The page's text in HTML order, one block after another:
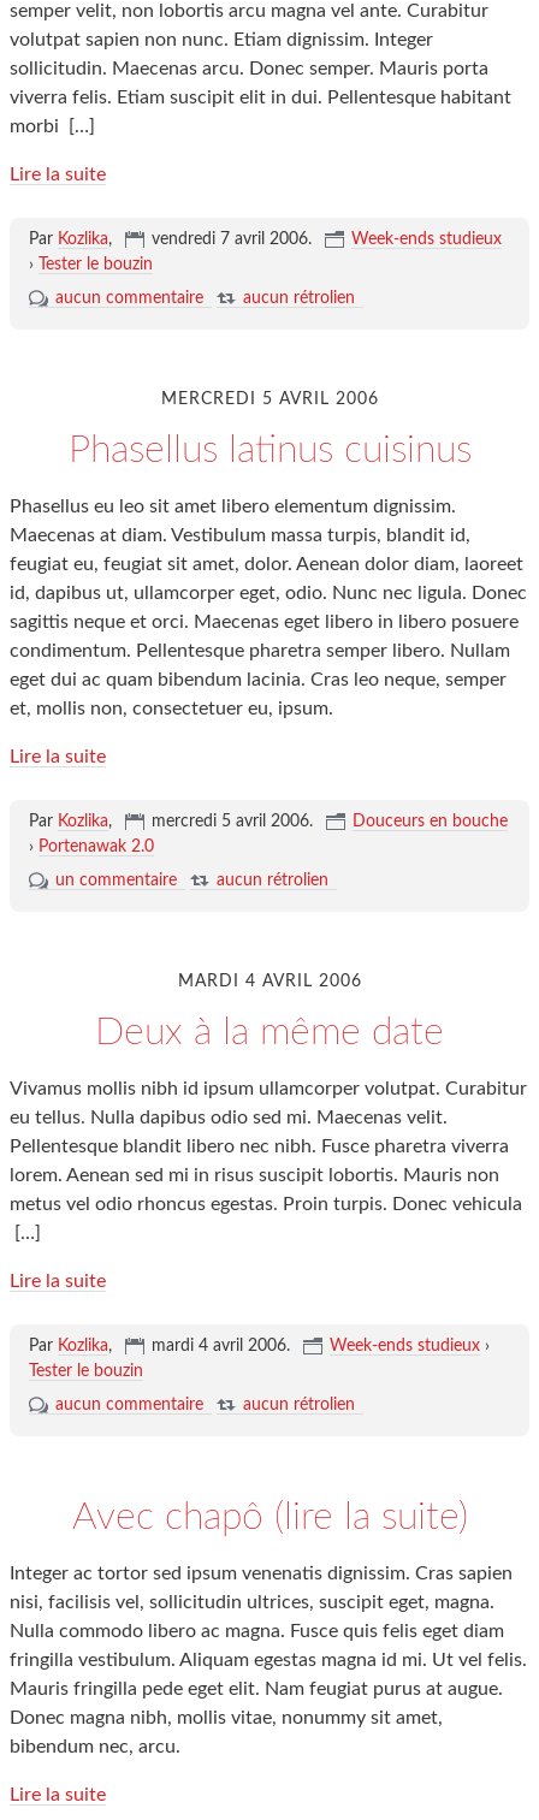
semper velit, non lobortis arcu magna vel ante. Curabitur
volutpat sapien non nunc. Etiam dignissim. Integer
sollicitudin. Maecenas arcu. Donec semper. Mauris porta
viverra felis. Etiam suscipit elit in dui. Pellentesque habitant
morbi
[…]
Lire la suite
Par Kozlika, vendredi 7 avril 2006.
Week-ends studieux
›
Tester le bouzin
aucun commentaire
aucun rétrolien
MERCREDI 5 AVRIL 2006
Phasellus latinus cuisinus
Phasellus eu leo sit amet libero elementum dignissim.
Maecenas at diam. Vestibulum massa turpis, blandit id,
feugiat eu, feugiat sit amet, dolor. Aenean dolor diam, laoreet
id, dapibus ut, ullamcorper eget, odio. Nunc nec ligula. Donec
sagittis neque et orci. Maecenas eget libero in libero posuere
condimentum. Pellentesque pharetra semper libero. Nullam
eget dui ac quam bibendum lacinia. Cras leo neque, semper
et, mollis non, consectetuer eu, ipsum.
Lire la suite
Par Kozlika, mercredi 5 avril 2006.
Douceurs en bouche
› Portenawak 2.0
un commentaire
aucun rétrolien
MARDI 4 AVRIL 2006
Deux à la même date
Vivamus mollis nibh id ipsum ullamcorper volutpat. Curabitur
eu tellus. Nulla dapibus odio sed mi. Maecenas velit.
Pellentesque blandit libero nec nibh. Fusce pharetra viverra
lorem. Aenean sed mi in risus suscipit lobortis. Mauris non
metus vel odio rhoncus egestas. Proin turpis. Donec vehicula
[…]
Lire la suite
Par Kozlika, mardi 4 avril 2006. Week-ends studieux›
Tester le bouzin
aucun commentaire
aucun rétrolien
Avec chapô (lire la suite)
Integer ac tortor sed ipsum venenatis dignissim. Cras sapien
nisi, facilisis vel, sollicitudin ultrices, suscipit eget, magna.
Nulla commodo libero ac magna. Fusce quis felis eget diam
fringilla vestibulum. Aliquam egestas magna id mi. Ut vel felis.
Mauris fringilla pede eget elit. Nam feugiat purus at augue.
Donec magna nibh, mollis vitae, nonummy sit amet,
bibendum nec, arcu.
Lire la suite